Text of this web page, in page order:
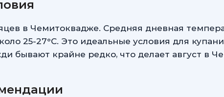
в Чемитоквадже. Средняя дневная
25-27°C. Это идеальные условия для
бывают крайне редко, что делает август в